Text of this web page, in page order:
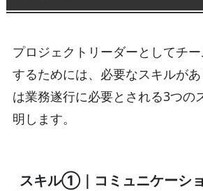
プロジェクトリーダーとしてチ
するためには、必要なスキルが
は業務遂行に必要とされる3つの
明します。
スキル①｜コミュニケーシ